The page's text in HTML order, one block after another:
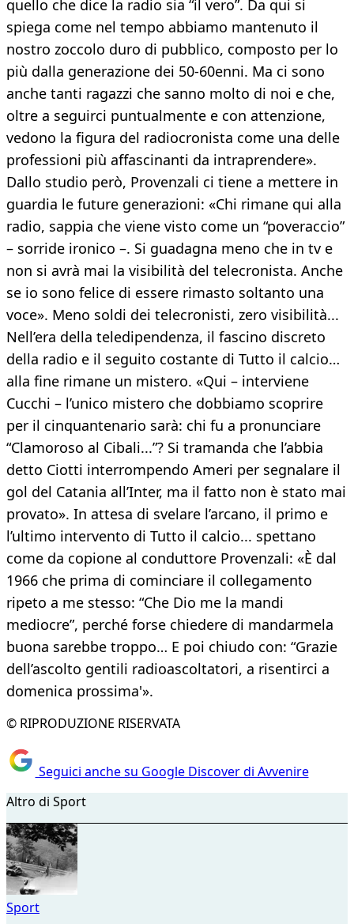
quello che dice la radio sia “il vero”. Da qui si
spiega come nel tempo abbiamo mantenuto il
nostro zoccolo duro di pubblico, composto per lo
più dalla generazione dei 50-60enni. Ma ci sono
anche tanti ragazzi che sanno molto di noi e che,
oltre a seguirci puntualmente e con attenzione,
vedono la figura del radiocronista come una delle
professioni più affascinanti da intraprendere».
Dallo studio però, Provenzali ci tiene a mettere in
guardia le future generazioni: «Chi rimane qui alla
radio, sappia che viene visto come un “poveraccio”
– sorride ironico –. Si guadagna meno che in tv e
non si avrà mai la visibilità del telecronista. Anche
se io sono felice di essere rimasto soltanto una
voce». Meno soldi dei telecronisti, zero visibilità...
Nell’era della teledipendenza, il fascino discreto
della radio e il seguito costante di Tutto il calcio…
alla fine rimane un mistero. «Qui – interviene
Cucchi – l’unico mistero che dobbiamo scoprire
per il cinquantenario sarà: chi fu a pronunciare
“Clamoroso al Cibali...”? Si tramanda che l’abbia
detto Ciotti interrompendo Ameri per segnalare il
gol del Catania all’Inter, ma il fatto non è stato mai
provato». In attesa di svelare l’arcano, il primo e
l’ultimo intervento di Tutto il calcio... spettano
come da copione al conduttore Provenzali: «È dal
1966 che prima di cominciare il collegamento
ripeto a me stesso: “Che Dio me la mandi
mediocre”, perché forse chiedere di mandarmela
buona sarebbe troppo… E poi chiudo con: “Grazie
dell’ascolto gentili radioascoltatori, a risentirci a
domenica prossima'».
© RIPRODUZIONE RISERVATA
Seguici anche su Google Discover di Avvenire
Altro di Sport
Sport